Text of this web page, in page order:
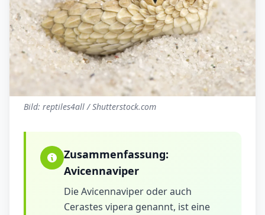
Bild: reptiles4all / Shutterstock.com
Zusammenfassung:
Avicennaviper
Die Avicennaviper oder auch
Cerastes vipera genannt, ist eine